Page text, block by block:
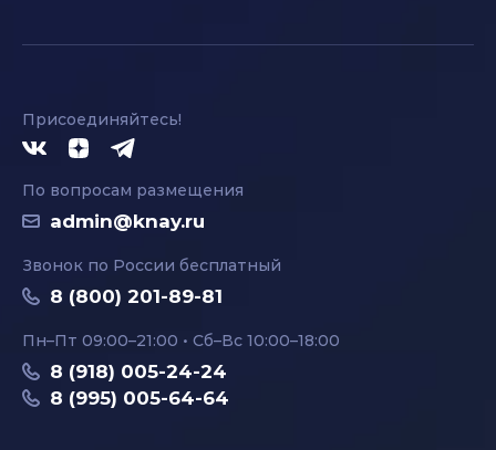
Присоединяйтесь!
По вопросам размещения
admin@knay.ru
Звонок по России бесплатный
8 (800) 201-89-81
Пн–Пт 09:00–21:00 • Сб–Вс 10:00–18:00
8 (918) 005-24-24
8 (995) 005-64-64